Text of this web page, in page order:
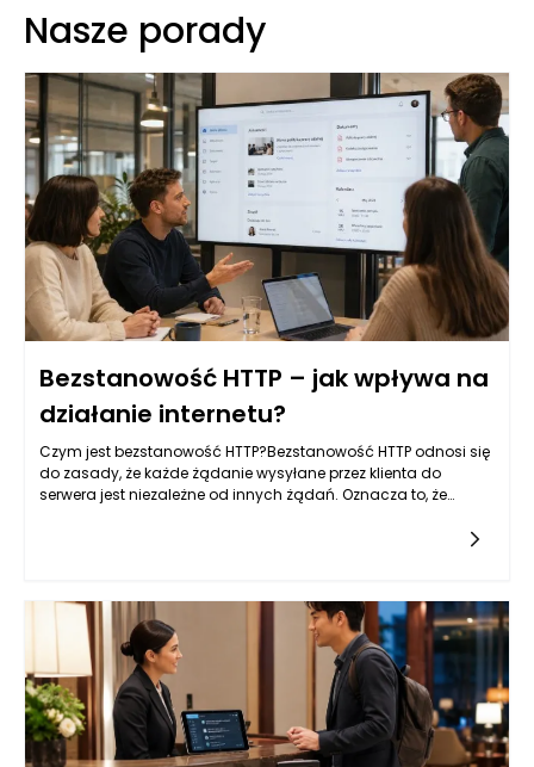
Nasze porady
Bezstanowość HTTP – jak wpływa na
działanie internetu?
Czym jest bezstanowość HTTP?Bezstanowość HTTP odnosi się
do zasady, że każde żądanie wysyłane przez klienta do
serwera jest niezależne od innych żądań. Oznacza to, że